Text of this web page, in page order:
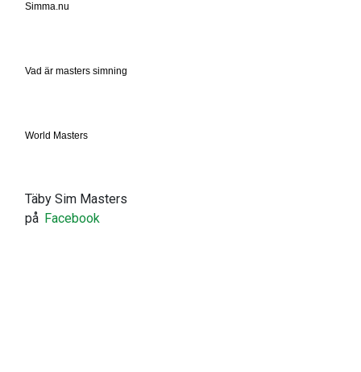
Simma.nu
Vad är masters simning
World Masters
Täby Sim Masters
på Facebook